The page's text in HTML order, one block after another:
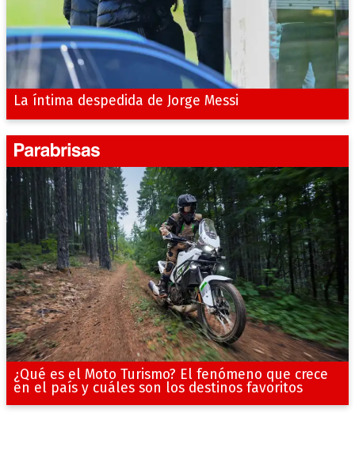
La íntima despedida de Jorge Messi
¿Qué es el Moto Turismo? El fenómeno que crece
en el país y cuáles son los destinos favoritos